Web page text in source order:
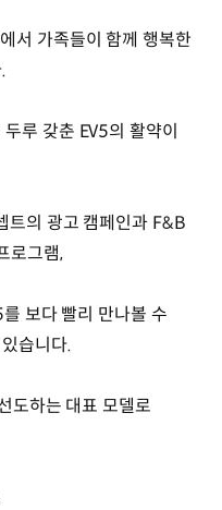
서 가족들이 함께 행복한
루 갖춘 EV5의 활약이
트의 광고 캠페인과 F&B
로그램,
보다 빨리 만나볼 수
습니다.
도하는 대표 모델로